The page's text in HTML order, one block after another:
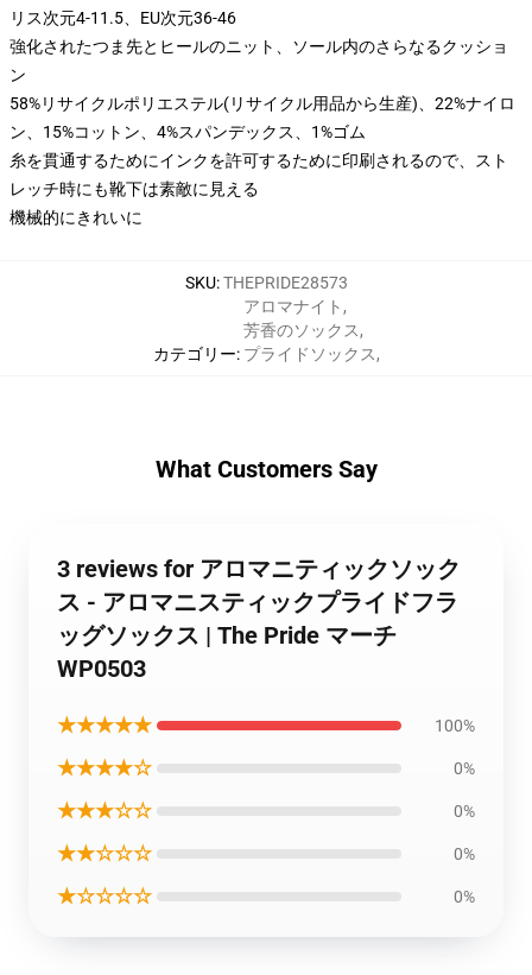
リス次元4-11.5、EU次元36-46
強化されたつま先とヒールのニット、ソール内のさらなるクッショ
ン
58%リサイクルポリエステル(リサイクル用品から生産)、22%ナイロ
ン、15%コットン、4%スパンデックス、1%ゴム
糸を貫通するためにインクを許可するために印刷されるので、スト
レッチ時にも靴下は素敵に見える
機械的にきれいに
SKU:THEPRIDE28573
カテゴリー:
アロマナイト ,
芳香のソックス,
プライドソックス,
What Customers Say
3 reviews for アロマニティックソック
ス - アロマニスティックプライドフラ
ッグソックス | The Pride マーチ
WP0503
★★★★★ 100%
★★★★☆ 0%
★★★☆☆ 0%
★★☆☆☆ 0%
★☆☆☆☆ 0%